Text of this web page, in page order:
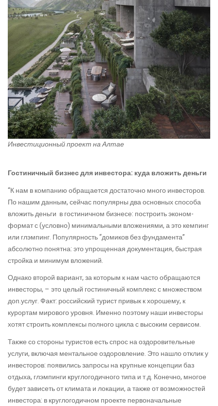
Инвестиционный проект на Алтае
Гостиничный бизнес для инвестора: куда вложить деньги
“К нам в компанию обращается достаточно много инвесторов.
По нашим данным, сейчас популярны два основных способа
вложить деньги в гостиничном бизнесе: построить эконом-
формат с (условно) минимальными вложениями, а это кемпинг
или глэмпинг. Популярность “домиков без фундамента”
абсолютно понятна: это упрощенная документация, быстрая
стройка и минимум вложений.
Однако второй вариант, за которым к нам часто обращаются
инвесторы, – это целый гостиничный комплекс с множеством
доп.услуг. Факт: российский турист привык к хорошему, к
курортам мирового уровня. Именно поэтому наши инвесторы
хотят строить комплексы полного цикла с высоким сервисом.
Также со стороны туристов есть спрос на оздоровительные
услуги, включая ментальное оздоровление. Это нашло отклик у
инвесторов: появились запросы на крупные концепции баз
отдыха, глэмпинги круглогодичного типа и т.д. Конечно, многое
будет зависеть от климата и локации, а также от возможностей
инвестора: в круглогодичном проекте первоначальные